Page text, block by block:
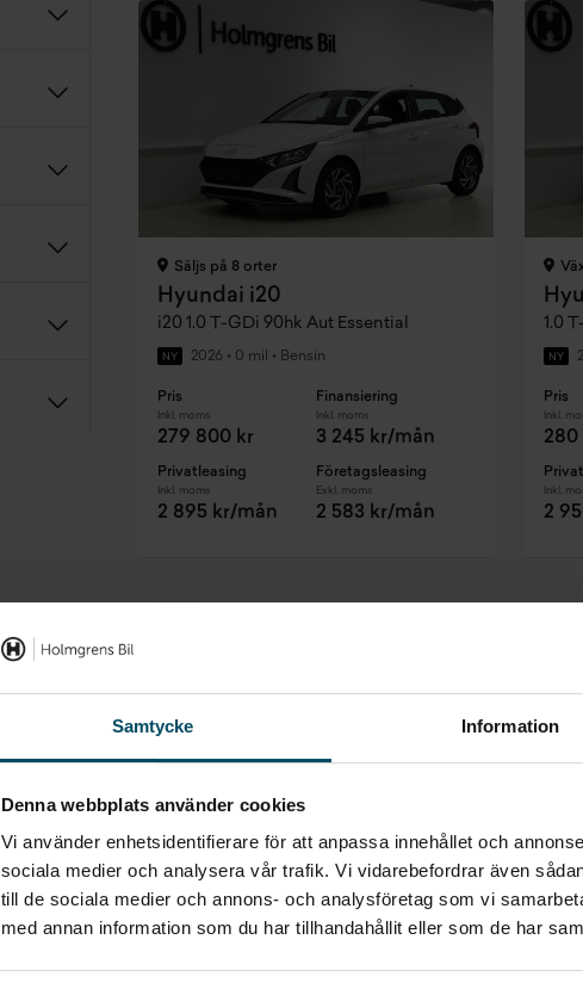
Samtycke Information
Denna webbplats använder cookies
Vi använder enhetsidentifierare för att anpassa innehållet och
sociala medier och analysera vår trafik. Vi vidarebefordrar även
till de sociala medier och annons- och analysföretag som vi
med annan information som du har tillhandahållit eller som de har
Säljs på 8 orter
Hyundai i20
i20 1.0 T-GDi 90hk Aut Essential
NY 2026 • 0 mil • Bensin
Pris
Inkl. moms
279 800 kr
Finansiering
Inkl. moms
3 245 kr/mån
Privatleasing
Inkl. moms
2 895 kr/mån
Företagsleasing
Exkl. moms
2 583 kr/mån
1.0
NY
Pris
Inkl.
280
Inkl.
2
Om du inte kan betala tillbaka
bostad, teckna abonnemang och få
Inget som